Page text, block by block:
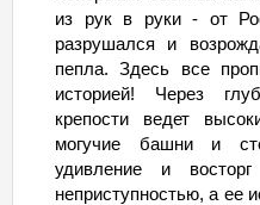
из рук в руки - от
разрушался и
пепла. Здесь все
историей! Через
крепости ведет
могучие башни и
удивление и
неприступностью, а ее